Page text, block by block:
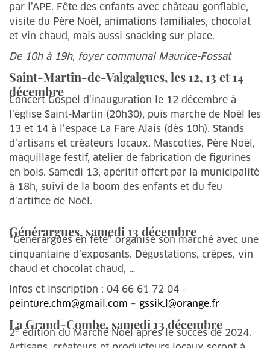
par l’APE. Fête des enfants avec château gonflable,
visite du Père Noël, animations familiales, chocolat
et vin chaud, mais aussi snacking sur place.
De 10h à 19h, foyer communal Maurice-Fossat
Saint-Martin-de-Valgalgues, les 12, 13 et 14
décembre
Concert Gospel d’inauguration le 12 décembre à
l’église Saint-Martin (20h30), puis marché de Noël les
13 et 14 à l’espace La Fare Alais (dès 10h). Stands
d’artisans et créateurs locaux. Mascottes, Père Noël,
maquillage festif, atelier de fabrication de figurines
en bois. Samedi 13, apéritif offert par la municipalité
à 18h, suivi de la boom des enfants et du feu
d’artifice de Noël.
Générargues, samedi 13 décembre
“Générargues en fête” organise son marché avec une
cinquantaine d’exposants. Dégustations, crêpes, vin
chaud et chocolat chaud, …
Infos et inscription : 04 66 61 72 04 –
peinture.chm@gmail.com – gssik.l@orange.fr
La Grand-Combe, samedi 13 décembre
2eédition du Marché Noël après le succès de 2024.